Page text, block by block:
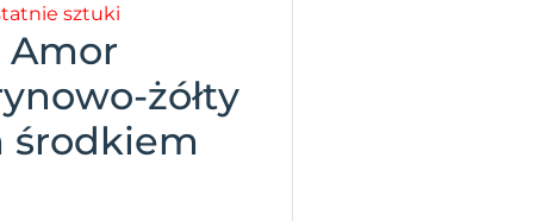
sztuki
Amor
żółty
środkiem